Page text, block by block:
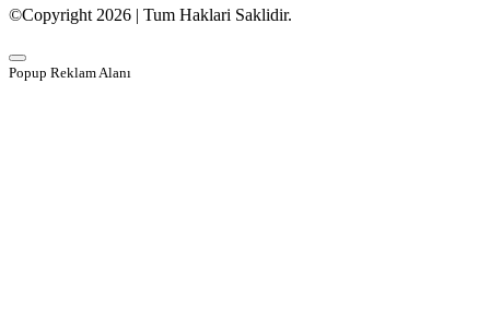
©Copyright 2026 | Tum Haklari Saklidir.
Popup Reklam Alanı